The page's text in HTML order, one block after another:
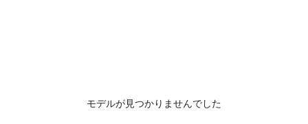
モデルが見つかりませんでした